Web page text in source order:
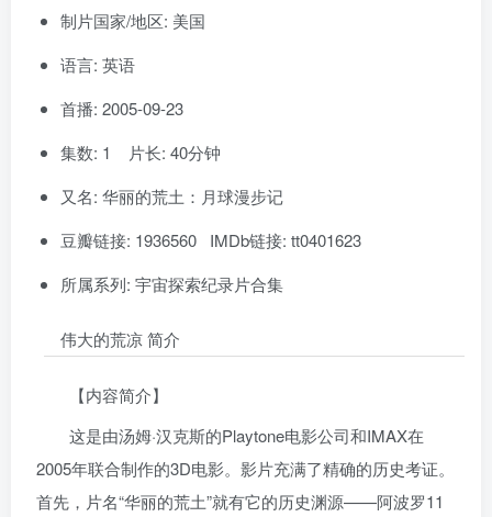
制片国家/地区: 美国
语言: 英语
首播: 2005-09-23
集数: 1 片长: 40分钟
又名: 华丽的荒土：月球漫步记
豆瓣链接: 1936560 IMDb链接: tt0401623
所属系列: 宇宙探索纪录片合集
伟大的荒凉 简介
【内容简介】
这是由汤姆·汉克斯的Playtone电影公司和IMAX在
2005年联合制作的3D电影。影片充满了精确的历史考证。
首先，片名“华丽的荒土”就有它的历史渊源——阿波罗11